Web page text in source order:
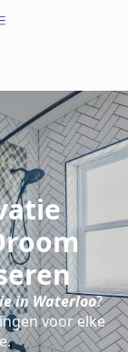
in Waterloo?
voor elke